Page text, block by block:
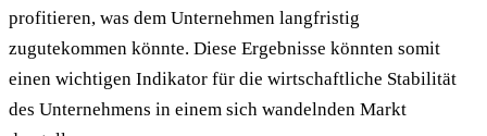
profitieren, was dem Unternehmen langfristig
zugutekommen könnte. Diese Ergebnisse könnten somit
einen wichtigen Indikator für die wirtschaftliche Stabilität
des Unternehmens in einem sich wandelnden Markt